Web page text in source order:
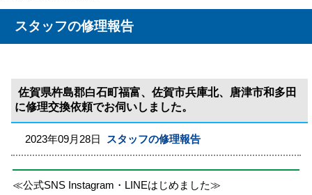
スタッフの修理報告
佐賀県杵島郡白石町福富、佐賀市兵庫北、唐津市和多田
に修理交換依頼でお伺いしました。
2023年09月28日 スタッフの修理報告
≪公式SNS Instagram・LINEはじめました≫